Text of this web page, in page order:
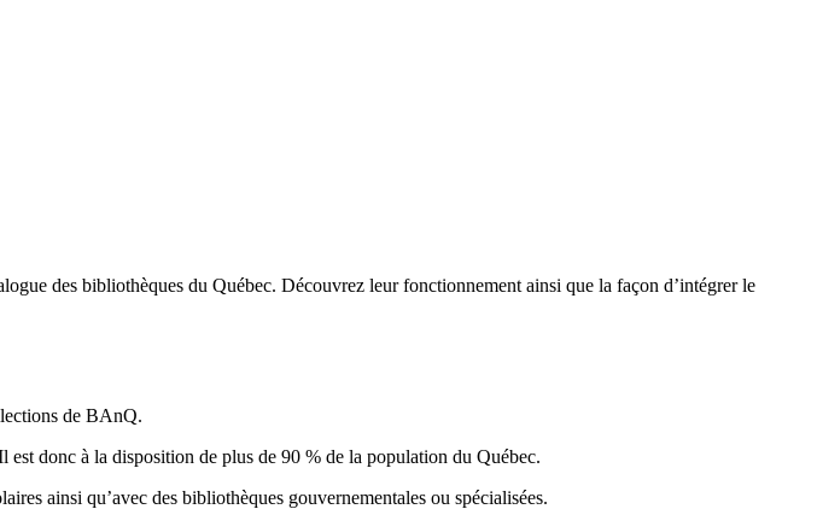
des bibliothèques du Québec. Découvrez leur fonctionnement ainsi que la façon d’intégrer le
de BAnQ.
est donc à la disposition de plus de 90 % de la population du Québec.
ainsi qu’avec des bibliothèques gouvernementales ou spécialisées.